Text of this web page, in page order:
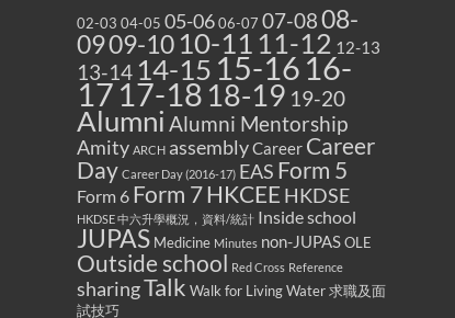
02-03 04-05 05-0606-07 07-0808-
0909-10 10-11 11-12 12-13
13-14 14-15 15-16 16-
17 17-18 18-19 19-20
Alumni Alumni Mentorship
Amity ARCH assemblyCareer Career
Day Career Day (2016-17) EAS Form 5
Form 6 Form 7HKCEE HKDSE
HKDSE 中六升學概況，資料/統計 Inside school
JUPAS Medicine Minutes non-JUPASOLE
Outside school Red Cross Reference
sharingTalk Walk for Living Water求職及面
試技巧